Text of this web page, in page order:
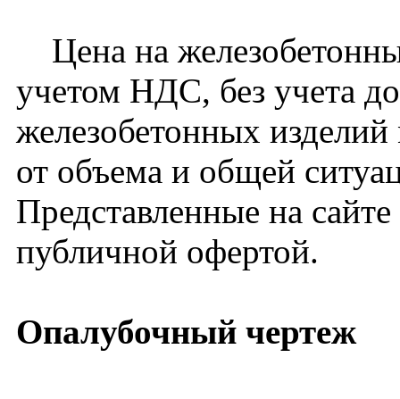
Цена на
учетом НДС, без учета
железобетонных
от объема и общей
Представленные на
публичной офертой.
Опалубочный чертеж